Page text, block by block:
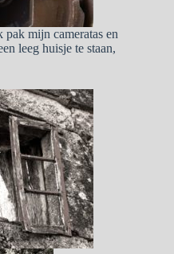
mijn cameratas en
leeg huisje te staan,